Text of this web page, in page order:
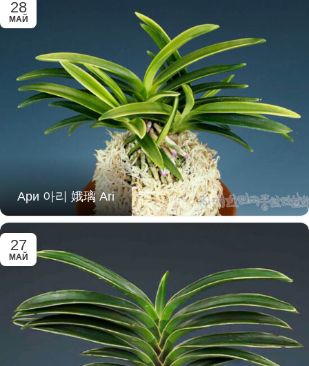
28
МАЙ
Ари 아리 娥璃 Ari
27
МАЙ